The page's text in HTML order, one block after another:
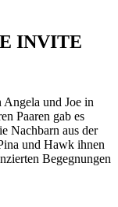
INVITE
Angela und Joe in
Paaren gab es
Nachbarn aus der
und Hawk ihnen
Begegnungen